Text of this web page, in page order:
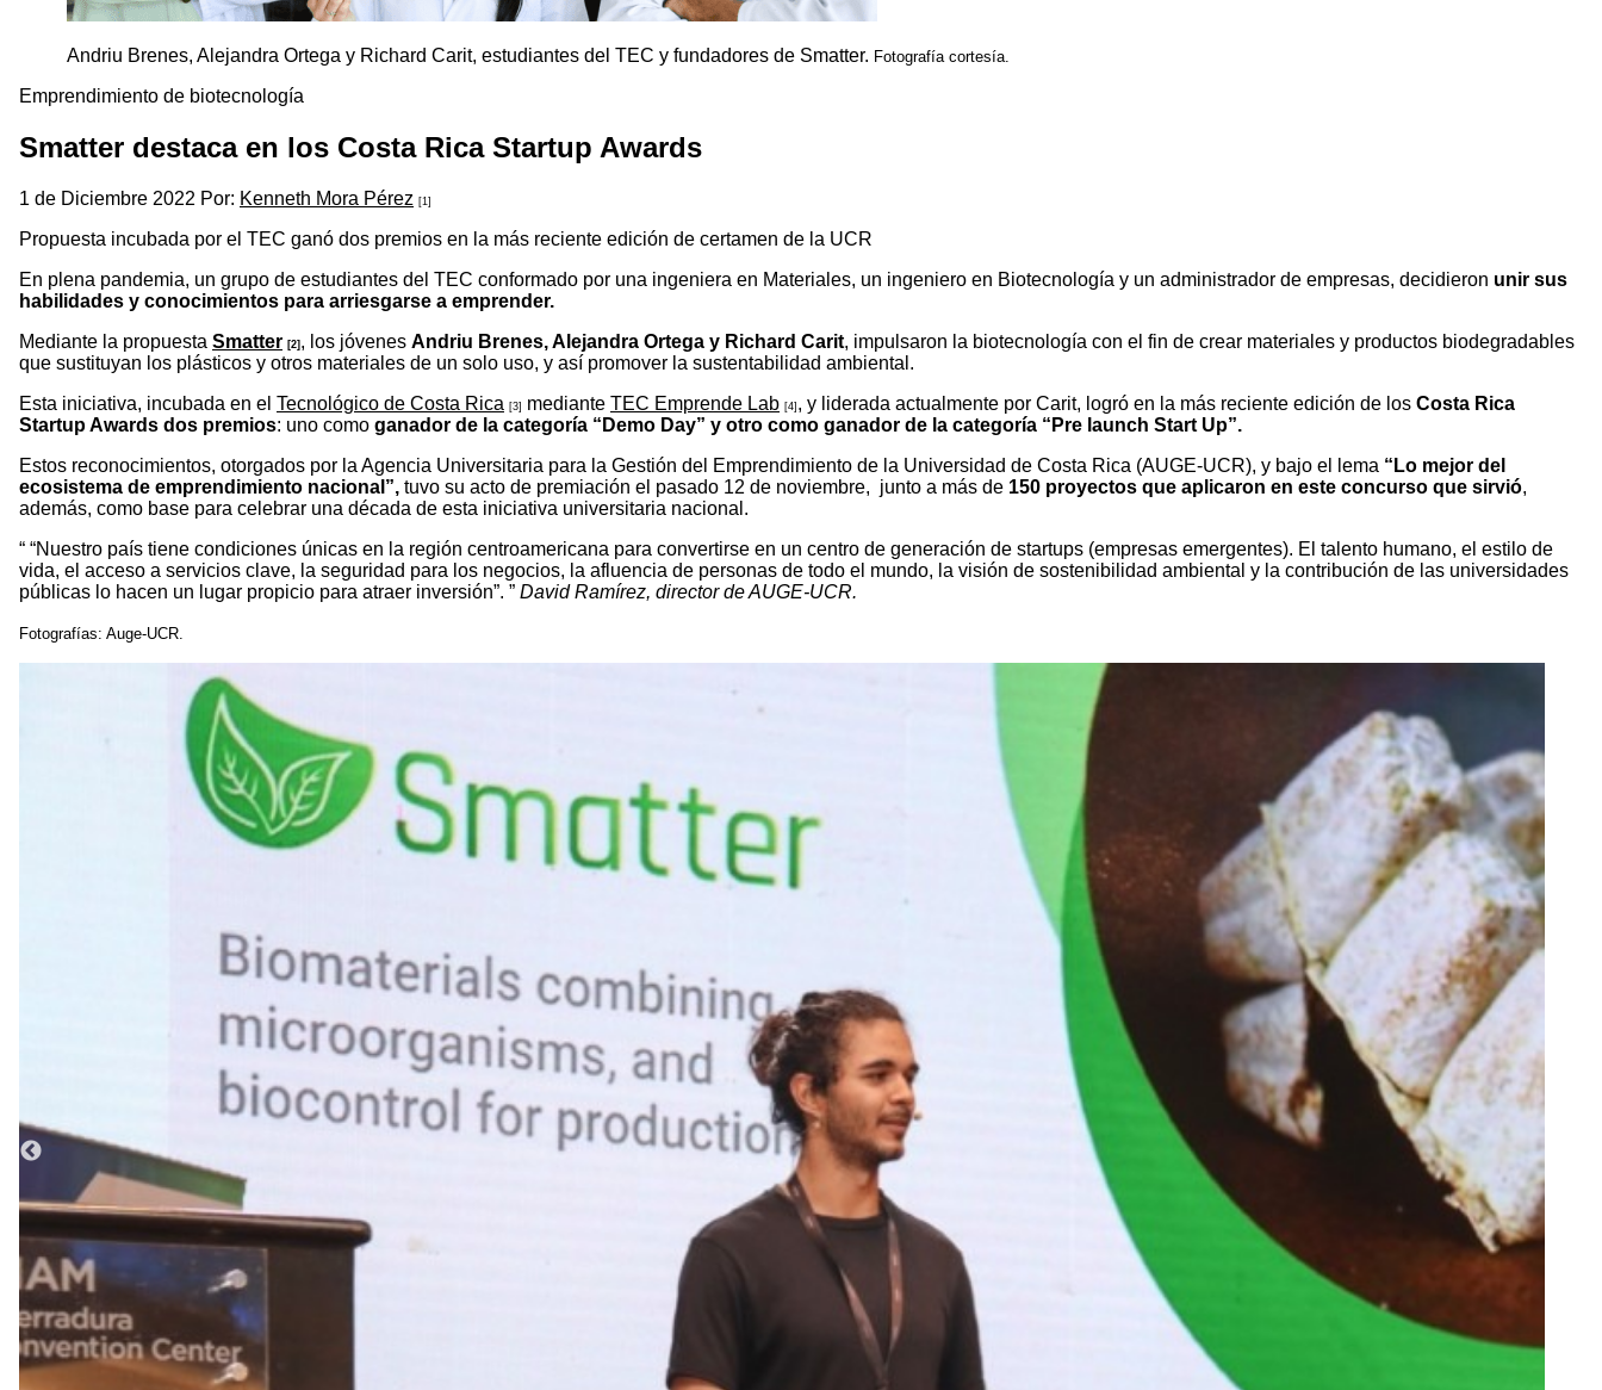
Andriu Brenes, Alejandra Ortega y Richard Carit, estudiantes del TEC y fundadores de Smatter. Fotografía cortesía.
Emprendimiento de biotecnología
Smatter destaca en los Costa Rica Startup Awards
1 de Diciembre 2022 Por: Kenneth Mora Pérez [1]
Propuesta incubada por el TEC ganó dos premios en la más reciente edición de certamen de la UCR
En plena pandemia, un grupo de estudiantes del TEC conformado por una ingeniera en Materiales, un ingeniero en Biotecnología y un administrador de empresas, decidieron unir sus
habilidades y conocimientos para arriesgarse a emprender.
Mediante la propuesta Smatter [2] , los jóvenes Andriu Brenes, Alejandra Ortega y Richard Carit, impulsaron la biotecnología con el fin de crear materiales y productos biodegradables
que sustituyan los plásticos y otros materiales de un solo uso, y así promover la sustentabilidad ambiental.
Esta iniciativa, incubada en el Tecnológico de Costa Rica [3] mediante TEC Emprende Lab [4] , y liderada actualmente por Carit, logró en la más reciente edición de los Costa Rica
Startup Awards dos premios: uno como ganador de la categoría “Demo Day” y otro como ganador de la categoría “Pre launch Start Up”.
Estos reconocimientos, otorgados por la Agencia Universitaria para la Gestión del Emprendimiento de la Universidad de Costa Rica (AUGE-UCR), y bajo el lema “Lo mejor del
ecosistema de emprendimiento nacional”, tuvo su acto de premiación el pasado 12 de noviembre, junto a más de 150 proyectos que aplicaron en este concurso que sirvió,
además, como base para celebrar una década de esta iniciativa universitaria nacional.
“Nuestro país tiene condiciones únicas en la región centroamericana para convertirse en un centro de generación de startups (empresas emergentes). El talento humano, el estilo de
vida, el acceso a servicios clave, la seguridad para los negocios, la afluencia de personas de todo el mundo, la visión de sostenibilidad ambiental y la contribución de las universidades
públicas lo hacen un lugar propicio para atraer inversión”.
David Ramírez, director de AUGE-UCR.
Fotografías: Auge-UCR.